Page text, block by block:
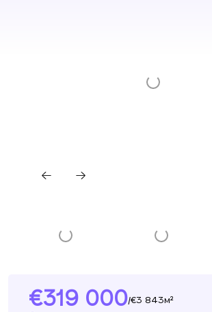
319 000/ 3 843м²